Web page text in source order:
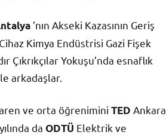
’nın Akseki Kazasının Geriş
Kimya Endüstrisi Gazi Fişek
Çıkrıkçılar Yokuşu’nda esnaflık
arkadaşlar.
ve orta öğrenimini TED Ankara
da ODTÜ Elektrik ve